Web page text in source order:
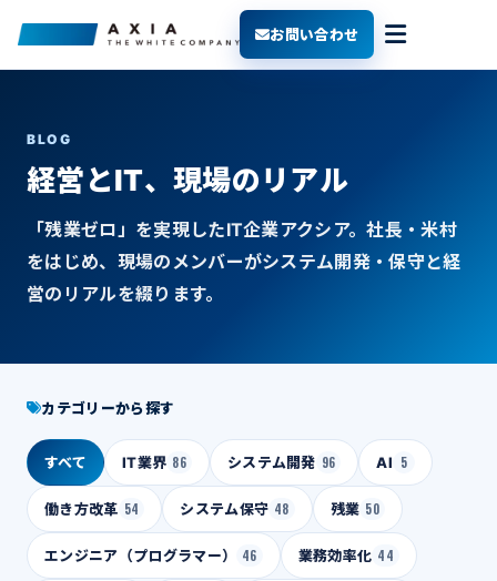
お問い合わせ
BLOG
経営とIT、現場のリアル
「残業ゼロ」を実現したIT企業アクシア。社長・米村
をはじめ、現場のメンバーがシステム開発・保守と経
営のリアルを綴ります。
カテゴリーから探す
すべて IT業界 86 システム開発 96 AI 5
働き方改革 54 システム保守 48 残業 50
エンジニア（プログラマー） 46 業務効率化 44